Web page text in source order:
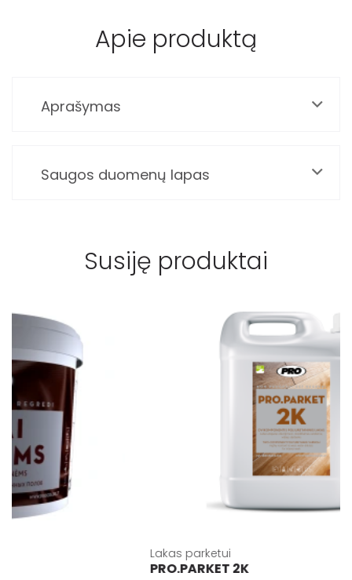
Apie produktą
Aprašymas
Saugos duomenų lapas
Susiję produktai
Lakas parketui
PRO.PARKET 2K